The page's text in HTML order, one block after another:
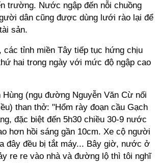
trường. Nước ngập đến nỗi chuồng
dân cũng được dùng lưới rào lại để
sản.
các tỉnh miền Tây tiếp tục hứng chịu
hai trong ngày với mức độ ngập cao
Hùng (ngụ đường Nguyễn Văn Cừ nối
than thở: "Hổm rày đoạn cầu Gạch
đặc biệt đến 5h30 chiều 30-9 nước
hơn hồi sáng gần 10cm. Xe cộ người
đây đều bị tắt máy... Bây giờ, nước ở
re re vào nhà và đường lộ thì tôi nghĩ